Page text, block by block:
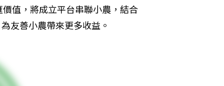
值，將成立平台串聯小農，結合
友善小農帶來更多收益。